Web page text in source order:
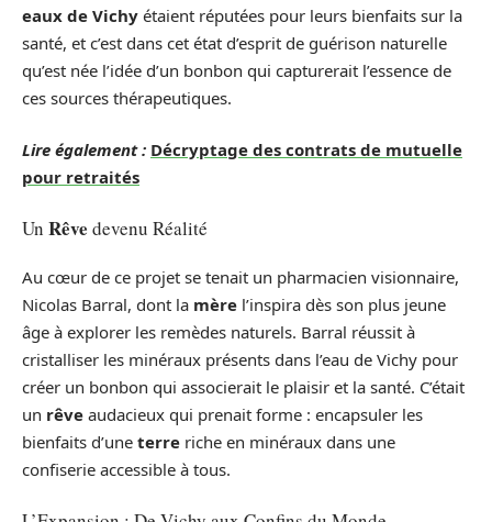
eaux de Vichy étaient réputées pour leurs bienfaits sur la
santé, et c’est dans cet état d’esprit de guérison naturelle
qu’est née l’idée d’un bonbon qui capturerait l’essence de
ces sources thérapeutiques.
Lire également : Décryptage des contrats de mutuelle
pour retraités
Un Rêve devenu Réalité
Au cœur de ce projet se tenait un pharmacien visionnaire,
Nicolas Barral, dont la mère l’inspira dès son plus jeune
âge à explorer les remèdes naturels. Barral réussit à
cristalliser les minéraux présents dans l’eau de Vichy pour
créer un bonbon qui associerait le plaisir et la santé. C’était
un rêve audacieux qui prenait forme : encapsuler les
bienfaits d’une terre riche en minéraux dans une
confiserie accessible à tous.